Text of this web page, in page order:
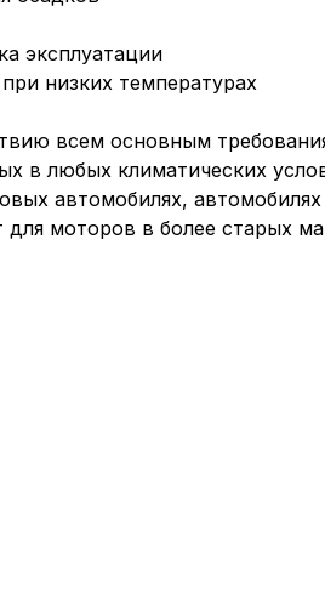
эксплуатации
низких температурах
всем основным
в любых климатических
автомобилях,
моторов в более старых